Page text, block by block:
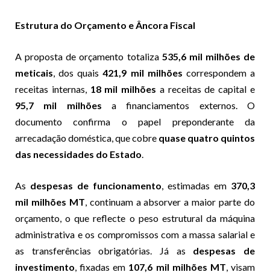
Estrutura do Orçamento e Âncora Fiscal
A proposta de orçamento totaliza 535,6 mil milhões de
meticais, dos quais421,9 mil milhões correspondem a
receitas internas, 18 mil milhões a receitas de capital e
95,7 mil milhões a financiamentos externos. O
documento confirma o papel preponderante da
arrecadação doméstica, que cobre quase quatro quintos
das necessidades do Estado.
As despesas de funcionamento, estimadas em 370,3
mil milhões MT, continuam a absorver a maior parte do
orçamento, o que reflecte o peso estrutural da máquina
administrativa e os compromissos com a massa salarial e
as transferências obrigatórias. Já as despesas de
investimento, fixadas em 107,6 mil milhões MT, visam